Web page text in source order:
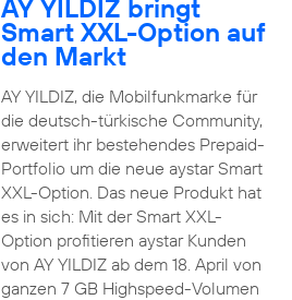
AY YILDIZ bringt
Smart XXL-Option auf
den Markt
AY YILDIZ, die Mobilfunkmarke für
die deutsch-türkische Community,
erweitert ihr bestehendes Prepaid-
Portfolio um die neue aystar Smart
XXL-Option. Das neue Produkt hat
es in sich: Mit der Smart XXL-
Option profitieren aystar Kunden
von AY YILDIZ ab dem 18. April von
ganzen 7 GB Highspeed-Volumen